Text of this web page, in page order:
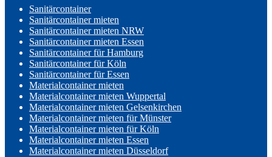
Sanitärcontainer
Sanitärcontainer mieten
Sanitärcontainer mieten NRW
Sanitärcontainer mieten Essen
Sanitärcontainer für Hamburg
Sanitärcontainer für Köln
Sanitärcontainer für Essen
Materialcontainer mieten
Materialcontainer mieten Wuppertal
Materialcontainer mieten Gelsenkirchen
Materialcontainer mieten für Münster
Materialcontainer mieten für Köln
Materialcontainer mieten Essen
Materialcontainer mieten Düsseldorf